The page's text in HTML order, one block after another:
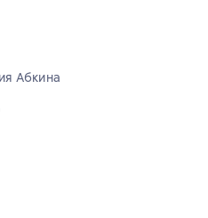
Абкина
рейтинг 4,8 на основе 90 оценок